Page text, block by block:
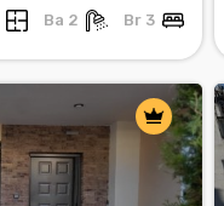
3 Br
2 Ba